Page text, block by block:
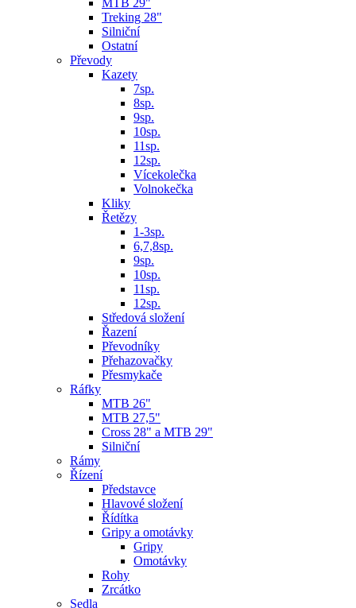
MTB 29"
Treking 28"
Silniční
Ostatní
Převody
Kazety
7sp.
8sp.
9sp.
10sp.
11sp.
12sp.
Vícekolečka
Volnokečka
Kliky
Řetězy
1-3sp.
6,7,8sp.
9sp.
10sp.
11sp.
12sp.
Středová složení
Řazení
Převodníky
Přehazovačky
Přesmykače
Ráfky
MTB 26"
MTB 27,5"
Cross 28" a MTB 29"
Silniční
Rámy
Řízení
Představce
Hlavové složení
Řídítka
Gripy a omotávky
Gripy
Omotávky
Rohy
Zrcátko
Sedla